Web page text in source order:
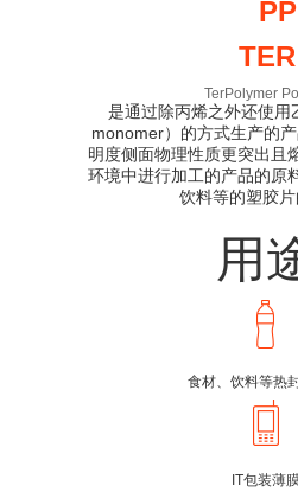
PP
TerPolymer
是通过除丙烯之外还使用
monomer）的方式生产的
明度侧面物理性质更突出且
环境中进行加工的产品的原
饮料等的塑胶片
用
食材、饮料等热
IT包装薄